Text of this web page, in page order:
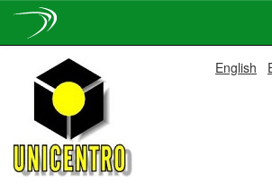
navigation
English